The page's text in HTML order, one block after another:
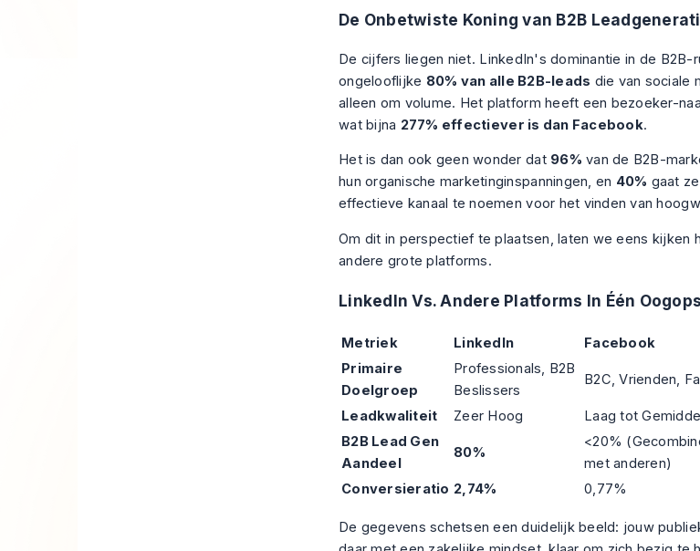
De Onbetwiste Koning van B2B
De cijfers liegen niet. LinkedIn's dominantie in de B2B-
ongelooflijke 80% van alle B2B-leads die van sociale
alleen om volume. Het platform heeft een bezoeker-
wat bijna 277% effectiever is dan Facebook.
Het is dan ook geen wonder dat 96% van de B2B-
hun organische marketinginspanningen, en 40% gaat
effectieve kanaal te noemen voor het vinden van
Om dit in perspectief te plaatsen, laten we eens kijken
andere grote platforms.
LinkedIn Vs. Andere Platforms In Één
Metriek LinkedIn Facebook
Primaire
Doelgroep
Professionals, B2B
Beslissers
B2C, Vrienden,
Leadkwaliteit
Zeer Hoog Laag tot
B2B Lead Gen
Aandeel
80%
<20%
met anderen)
Conversieratio 2,74% 0,77%
De gegevens schetsen een duidelijk beeld: jouw